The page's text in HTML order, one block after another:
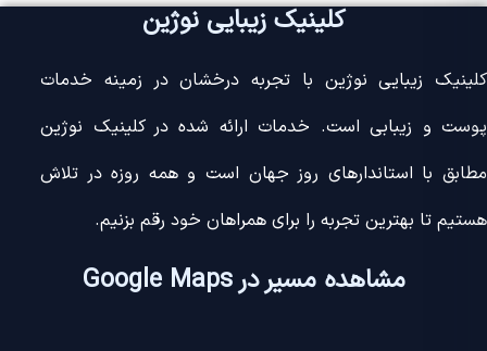
کلینیک زیبایی نوژین
زیبایی نوژین با تجربه درخشان در زمینه خدمات
و زیبابی است. خدمات ارائه شده در کلینیک نوژین
با استاندارهای روز جهان است و همه روزه در تلاش
تا بهترین تجربه را برای همراهان خود رقم بزنیم.
مشاهده مسیر در Google Maps